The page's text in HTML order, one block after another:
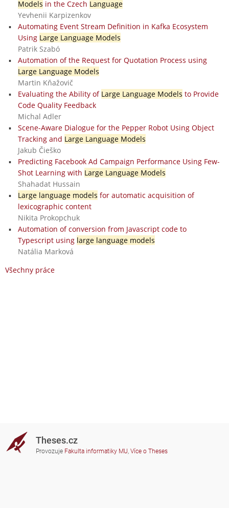
Models in the Czech Language
Yevhenii Karpizenkov
Automating Event Stream Definition in Kafka Ecosystem
Using Large Language Models
Patrik Szabó
Automation of the Request for Quotation Process using
Large Language Models
Martin Kňažovič
Evaluating the Ability of Large Language Models to Provide
Code Quality Feedback
Michal Adler
Scene-Aware Dialogue for the Pepper Robot Using Object
Tracking and Large Language Models
Jakub Čieško
Predicting Facebook Ad Campaign Performance Using Few-
Shot Learning with Large Language Models
Shahadat Hussain
Large language models for automatic acquisition of
lexicographic content
Nikita Prokopchuk
Automation of conversion from Javascript code to
Typescript using large language models
Natália Marková
Všechny práce
Theses.cz
Provozuje Fakulta informatiky MU, Více o Theses